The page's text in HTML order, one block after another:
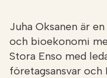
Juha Oksanen är
och bioekonomi
Stora Enso med
företagsansvar och